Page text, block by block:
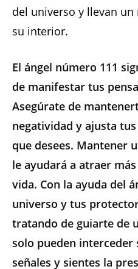
del universo y llevan
su interior.
El ángel número 111
de manifestar tus
Asegúrate de
negatividad y ajusta
que desees. Mantener
le ayudará a atraer
vida. Con la ayuda del
universo y tus
tratando de guiarte de
solo pueden interceder
señales y sientes la